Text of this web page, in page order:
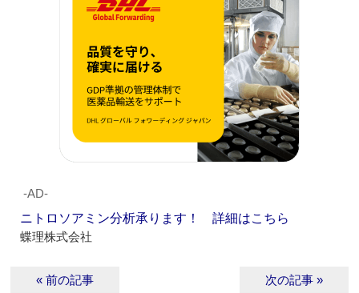
‐AD‐
ニトロソアミン分析承ります！ 詳細はこちら
蝶理株式会社
« 前の記事 次の記事 »